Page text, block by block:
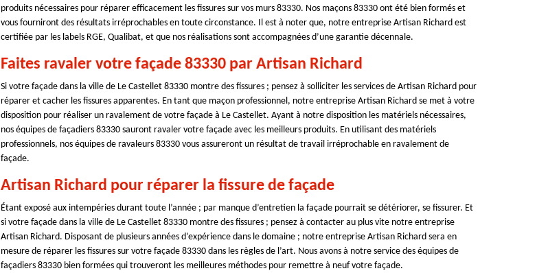
produits nécessaires pour réparer efficacement les fissures sur vos murs 83330. Nos maçons 83330 ont été bien formés et
vous fourniront des résultats irréprochables en toute circonstance. Il est à noter que, notre entreprise Artisan Richard est
certifiée par les labels RGE, Qualibat, et que nos réalisations sont accompagnées d’une garantie décennale.
Faites ravaler votre façade 83330 par Artisan Richard
Si votre façade dans la ville de Le Castellet 83330 montre des fissures ; pensez à solliciter les services de Artisan Richard pour
réparer et cacher les fissures apparentes. En tant que maçon professionnel, notre entreprise Artisan Richard se met à votre
disposition pour réaliser un ravalement de votre façade à Le Castellet. Ayant à notre disposition les matériels nécessaires,
nos équipes de façadiers 83330 sauront ravaler votre façade avec les meilleurs produits. En utilisant des matériels
professionnels, nos équipes de ravaleurs 83330 vous assureront un résultat de travail irréprochable en ravalement de
façade.
Artisan Richard pour réparer la fissure de façade
Étant exposé aux intempéries durant toute l’année ; par manque d’entretien la façade pourrait se détériorer, se fissurer. Et
si votre façade dans la ville de Le Castellet 83330 montre des fissures ; pensez à contacter au plus vite notre entreprise
Artisan Richard. Disposant de plusieurs années d’expérience dans le domaine ; notre entreprise Artisan Richard sera en
mesure de réparer les fissures sur votre façade 83330 dans les règles de l’art. Nous avons à notre service des équipes de
façadiers 83330 bien formées qui trouveront les meilleures méthodes pour remettre à neuf votre façade.